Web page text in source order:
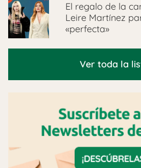
El regalo de la
Leire Martínez
«perfecta»
Ver toda la